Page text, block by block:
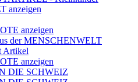
anzeigen
anzeigen
der MENSCHENWELT
Artikel
anzeigen
DIE SCHWEIZ